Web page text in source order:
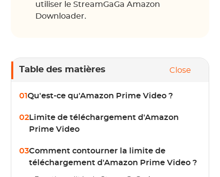
utiliser le StreamGaGa Amazon
Downloader.
Table des matières Close
01Qu'est-ce qu'Amazon Prime Video ?
02Limite de téléchargement d'Amazon
Prime Video
03Comment contourner la limite de
téléchargement d'Amazon Prime Video ?